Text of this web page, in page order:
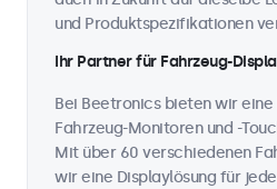
und Produktspezifikationen
Ihr Partner für Fahrzeug-
Bei Beetronics bieten wir
Fahrzeug-Monitoren und -
Mit über 60 verschiedenen
wir eine Displaylösung für